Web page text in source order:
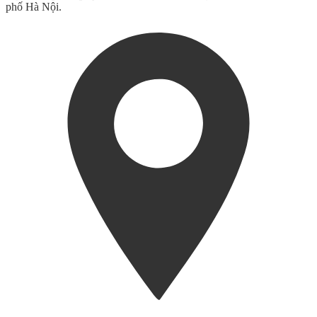
phố Hà Nội.